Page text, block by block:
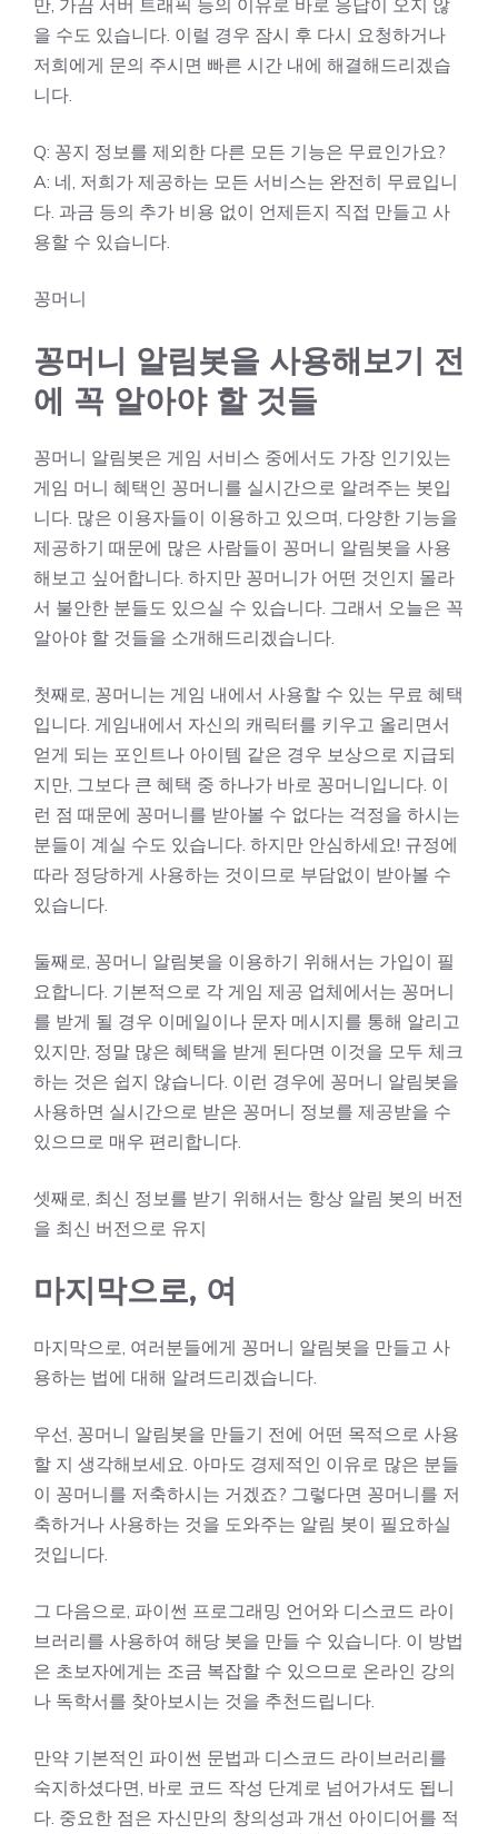
을 수도 있습니다. 이럴 경우 잠시 후 다시 요청하거나
저희에게 문의 주시면 빠른 시간 내에 해결해드리겠습
니다.
Q: 꽁지 정보를 제외한 다른 모든 기능은 무료인가요?
A: 네, 저희가 제공하는 모든 서비스는 완전히 무료입니
다. 과금 등의 추가 비용 없이 언제든지 직접 만들고 사
용할 수 있습니다.
꽁머니
꽁머니 알림봇을 사용해보기 전
에 꼭 알아야 할 것들
꽁머니 알림봇은 게임 서비스 중에서도 가장 인기있는
게임 머니 혜택인 꽁머니를 실시간으로 알려주는 봇입
니다. 많은 이용자들이 이용하고 있으며, 다양한 기능을
제공하기 때문에 많은 사람들이 꽁머니 알림봇을 사용
해보고 싶어합니다. 하지만 꽁머니가 어떤 것인지 몰라
서 불안한 분들도 있으실 수 있습니다. 그래서 오늘은 꼭
알아야 할 것들을 소개해드리겠습니다.
첫째로, 꽁머니는 게임 내에서 사용할 수 있는 무료 혜택
입니다. 게임내에서 자신의 캐릭터를 키우고 올리면서
얻게 되는 포인트나 아이템 같은 경우 보상으로 지급되
지만, 그보다 큰 혜택 중 하나가 바로 꽁머니입니다. 이
런 점 때문에 꽁머니를 받아볼 수 없다는 걱정을 하시는
분들이 계실 수도 있습니다. 하지만 안심하세요! 규정에
따라 정당하게 사용하는 것이므로 부담없이 받아볼 수
있습니다.
둘째로, 꽁머니 알림봇을 이용하기 위해서는 가입이 필
요합니다. 기본적으로 각 게임 제공 업체에서는 꽁머니
를 받게 될 경우 이메일이나 문자 메시지를 통해 알리고
있지만, 정말 많은 혜택을 받게 된다면 이것을 모두 체크
하는 것은 쉽지 않습니다. 이런 경우에 꽁머니 알림봇을
사용하면 실시간으로 받은 꽁머니 정보를 제공받을 수
있으므로 매우 편리합니다.
셋째로, 최신 정보를 받기 위해서는 항상 알림 봇의 버전
을 최신 버전으로 유지
마지막으로, 여
마지막으로, 여러분들에게 꽁머니 알림봇을 만들고 사
용하는 법에 대해 알려드리겠습니다.
우선, 꽁머니 알림봇을 만들기 전에 어떤 목적으로 사용
할 지 생각해보세요. 아마도 경제적인 이유로 많은 분들
이 꽁머니를 저축하시는 거겠죠? 그렇다면 꽁머니를 저
축하거나 사용하는 것을 도와주는 알림 봇이 필요하실
것입니다.
그 다음으로, 파이썬 프로그래밍 언어와 디스코드 라이
브러리를 사용하여 해당 봇을 만들 수 있습니다. 이 방법
은 초보자에게는 조금 복잡할 수 있으므로 온라인 강의
나 독학서를 찾아보시는 것을 추천드립니다.
만약 기본적인 파이썬 문법과 디스코드 라이브러리를
숙지하셨다면, 바로 코드 작성 단계로 넘어가셔도 됩니
다. 중요한 점은 자신만의 창의성과 개선 아이디어를 적